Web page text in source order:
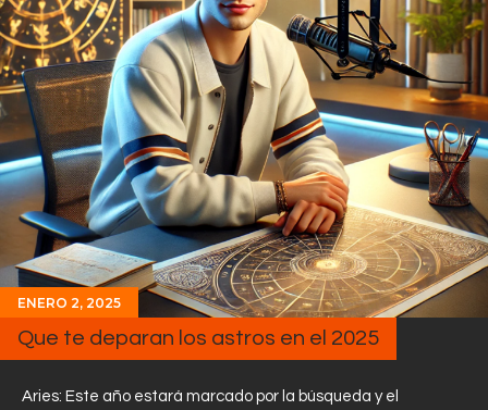
Programas
Noticias
Equipo
Sobre Nosotros
Contactos
ENERO 2, 2025
Que te deparan los astros en el 2025
Aries: Este año estará marcado por la búsqueda y el